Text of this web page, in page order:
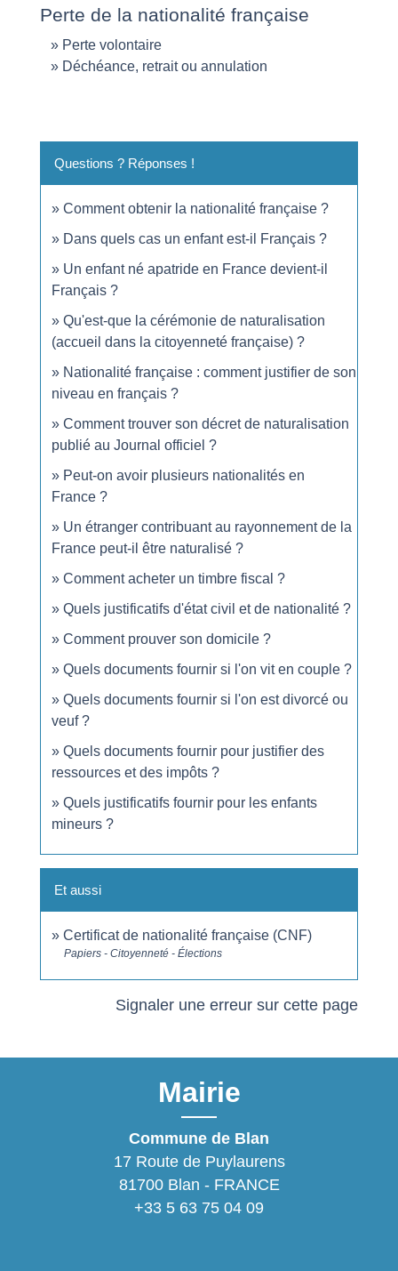
Perte de la nationalité française
Perte volontaire
Déchéance, retrait ou annulation
Questions ? Réponses !
Comment obtenir la nationalité française ?
Dans quels cas un enfant est-il Français ?
Un enfant né apatride en France devient-il
Français ?
Qu'est-que la cérémonie de naturalisation
(accueil dans la citoyenneté française) ?
Nationalité française : comment justifier de son
niveau en français ?
Comment trouver son décret de naturalisation
publié au Journal officiel ?
Peut-on avoir plusieurs nationalités en
France ?
Un étranger contribuant au rayonnement de la
France peut-il être naturalisé ?
Comment acheter un timbre fiscal ?
Quels justificatifs d'état civil et de nationalité ?
Comment prouver son domicile ?
Quels documents fournir si l'on vit en couple ?
Quels documents fournir si l'on est divorcé ou
veuf ?
Quels documents fournir pour justifier des
ressources et des impôts ?
Quels justificatifs fournir pour les enfants
mineurs ?
Et aussi
Certificat de nationalité française (CNF)
Papiers - Citoyenneté - Élections
Signaler une erreur sur cette page
Mairie
Commune de Blan
17 Route de Puylaurens
81700 Blan - FRANCE
+33 5 63 75 04 09